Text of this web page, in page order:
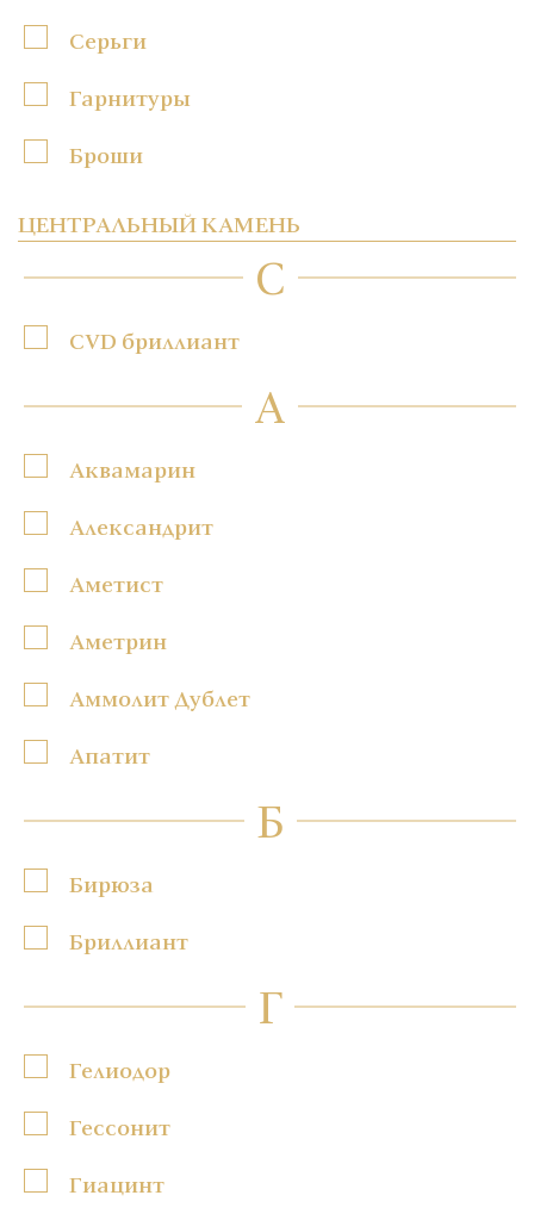
Серьги
Гарнитуры
Броши
ЦЕНТРАЛЬНЫЙ КАМЕНЬ
C
CVD бриллиант
А
Аквамарин
Александрит
Аметист
Аметрин
Аммолит Дублет
Апатит
Б
Бирюза
Бриллиант
Г
Гелиодор
Гессонит
Гиацинт